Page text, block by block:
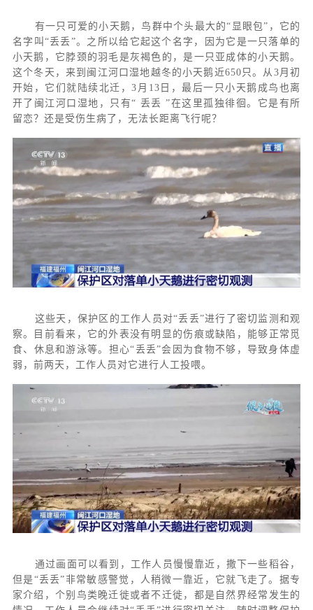
有一只可爱的小天鹅，鸟群中个头最大的“显眼包”，它的
名字叫“丢丢”。之所以给它起这个名字，因为它是一只落单的
小天鹅，它脖颈的羽毛是灰褐色的，是一只亚成体的小天鹅。
这个冬天，来到闽江河口湿地越冬的小天鹅近650只。从3月初
开始，它们就陆续北迁，3月13日，最后一只小天鹅成鸟也离
开了闽江河口湿地，只有“ 丢丢 ”在这里孤独徘徊。它是有所
留恋？还是受伤生病了，无法长距离飞行呢？
这些天，保护区的工作人员对“丢丢”进行了密切监测和观
察。目前看来，它的外表没有明显的伤痕或缺陷，能够正常觅
食、休息和游泳等。担心“丢丢”会因为食物不够，导致身体虚
弱，前两天，工作人员对它进行人工投喂。
通过画面可以看到，工作人员慢慢靠近，撒下一些稻谷，
但是“丢丢”非常敏感警觉，人稍微一靠近，它就飞走了。据专
家介绍，个别鸟类晚迁徙或者不迁徙，都是自然界经常发生的